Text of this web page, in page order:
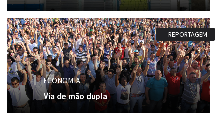
REPORTAGEM
ECONOMIA
Via de mão dupla